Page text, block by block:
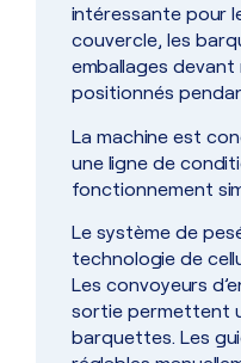
intéressante pour
couvercle, les
emballages
positionnés
La machine est
une ligne de
fonctionnement
Le système de
technologie de
Les convoyeurs
sortie permettent
barquettes. Les